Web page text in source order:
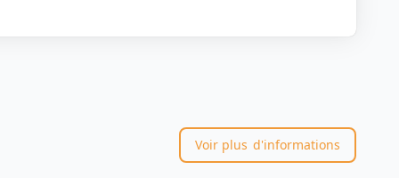
Voir plus d'informations